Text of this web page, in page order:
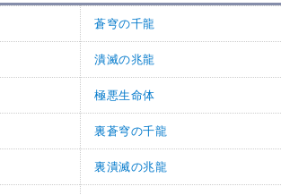
蒼穹の千龍
潰滅の兆龍
極悪生命体
裏蒼穹の千龍
裏潰滅の兆龍